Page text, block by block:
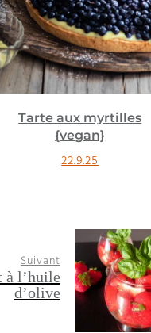
Cookies pistache
{vegan}
6.8.25
Suivant
à l’huile
d’olive